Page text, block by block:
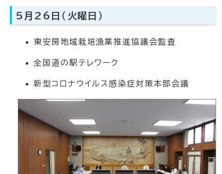
5月26日（火曜日）
東安房地域栽培漁業推進協議会監査
全国道の駅テレワーク
新型コロナウイルス感染症対策本部会議